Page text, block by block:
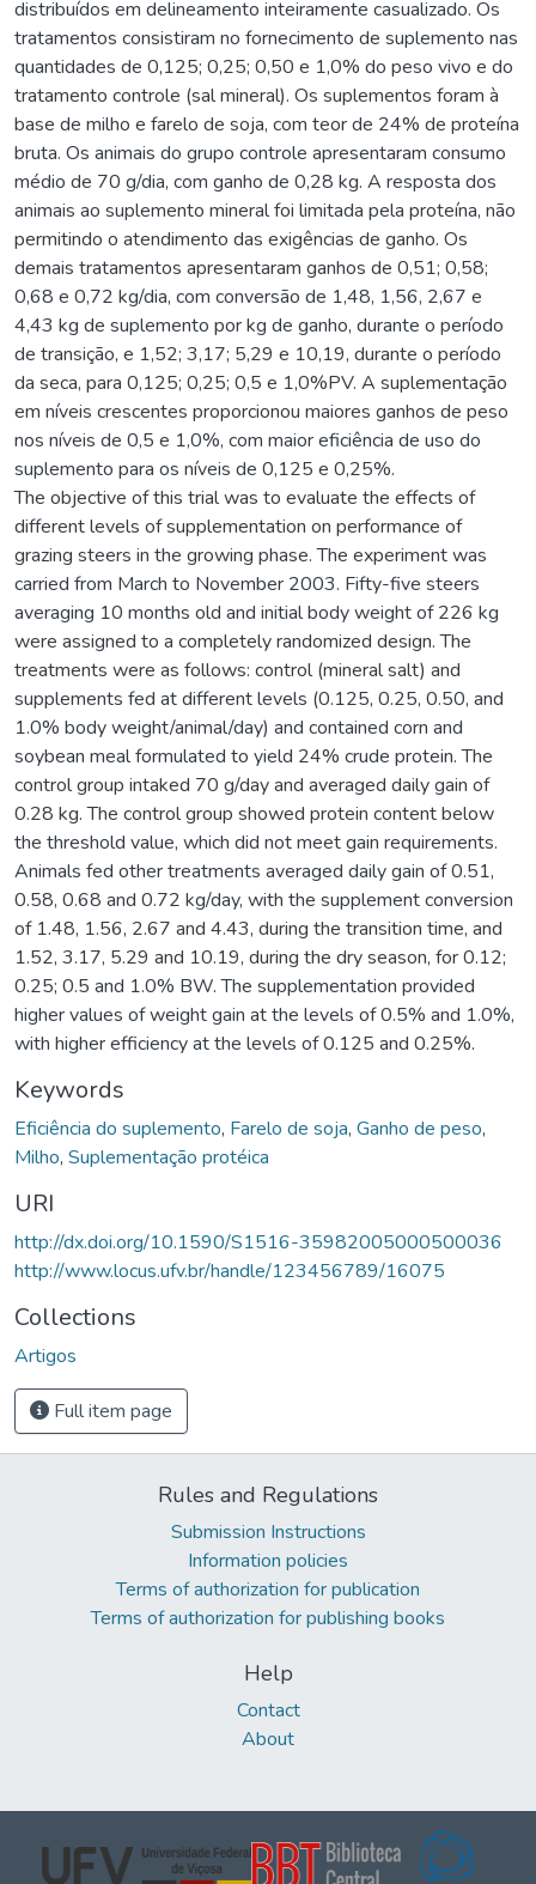
distribuídos em delineamento inteiramente casualizado. Os
tratamentos consistiram no fornecimento de suplemento nas
quantidades de 0,125; 0,25; 0,50 e 1,0% do peso vivo e do
tratamento controle (sal mineral). Os suplementos foram à
base de milho e farelo de soja, com teor de 24% de proteína
bruta. Os animais do grupo controle apresentaram consumo
médio de 70 g/dia, com ganho de 0,28 kg. A resposta dos
animais ao suplemento mineral foi limitada pela proteína, não
permitindo o atendimento das exigências de ganho. Os
demais tratamentos apresentaram ganhos de 0,51; 0,58;
0,68 e 0,72 kg/dia, com conversão de 1,48, 1,56, 2,67 e
4,43 kg de suplemento por kg de ganho, durante o período
de transição, e 1,52; 3,17; 5,29 e 10,19, durante o período
da seca, para 0,125; 0,25; 0,5 e 1,0%PV. A suplementação
em níveis crescentes proporcionou maiores ganhos de peso
nos níveis de 0,5 e 1,0%, com maior eficiência de uso do
suplemento para os níveis de 0,125 e 0,25%.
The objective of this trial was to evaluate the effects of
different levels of supplementation on performance of
grazing steers in the growing phase. The experiment was
carried from March to November 2003. Fifty-five steers
averaging 10 months old and initial body weight of 226 kg
were assigned to a completely randomized design. The
treatments were as follows: control (mineral salt) and
supplements fed at different levels (0.125, 0.25, 0.50, and
1.0% body weight/animal/day) and contained corn and
soybean meal formulated to yield 24% crude protein. The
control group intaked 70 g/day and averaged daily gain of
0.28 kg. The control group showed protein content below
the threshold value, which did not meet gain requirements.
Animals fed other treatments averaged daily gain of 0.51,
0.58, 0.68 and 0.72 kg/day, with the supplement conversion
of 1.48, 1.56, 2.67 and 4.43, during the transition time, and
1.52, 3.17, 5.29 and 10.19, during the dry season, for 0.12;
0.25; 0.5 and 1.0% BW. The supplementation provided
higher values of weight gain at the levels of 0.5% and 1.0%,
with higher efficiency at the levels of 0.125 and 0.25%.
Keywords
Eficiência do suplemento, Farelo de soja, Ganho de peso,
Milho, Suplementação protéica
URI
http://dx.doi.org/10.1590/S1516-35982005000500036
http://www.locus.ufv.br/handle/123456789/16075
Collections
Artigos
Full item page
Rules and Regulations
Submission Instructions
Information policies
Terms of authorization for publication
Terms of authorization for publishing books
Help
Contact
About